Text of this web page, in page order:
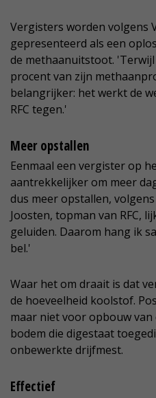
Vergisters worden volgens
gepresenteerd als een
de methaanuitstoot.
procent van zijn
belangrijker: het werkt de
RFC tegen.'
Meer opstallen
Eenmaal een vergister op
aantrekkelijker om meer
dus meer opstallen,
Joosten, topman van RFC,
geluiden. Daarom hang ik
bel.'
Waar het om draait is dat
de hoeveelheid koolstof.
maar niet voor opbouw
bodem die digestaat
onbewerkte drijfmest.
Effectief